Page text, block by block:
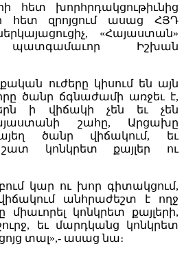
հետ խորհրդակցութիւնից
հետ զրոյցում ասաց ՀՅԴ
«Հայաստան»
պատգամաւոր Իշխան
ուժերը կիսում են այն
ծանր ճգնաժամի առջեւ է,
ի վիճակի չեն եւ չեն
շահը, Արցախը
ծանր վիճակում, եւ
կոնկրետ քայլեր ու
կար ու խոր գիտակցում,
անհրաժեշտ է ողջ
կոնկրետ քայլերի,
եւ մարդկանց կոնկրետ
տալ»,- ասաց նա։